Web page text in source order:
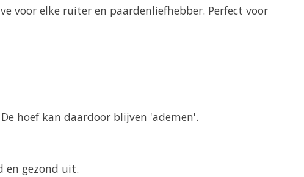
voor elke ruiter en paardenliefhebber. Perfect voor
hoef kan daardoor blijven 'ademen'.
en gezond uit.